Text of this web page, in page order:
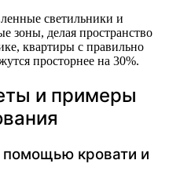
светильники и
зоны, делая пространство
квартиры с правильно
просторнее на 30%.
и примеры
кровати и